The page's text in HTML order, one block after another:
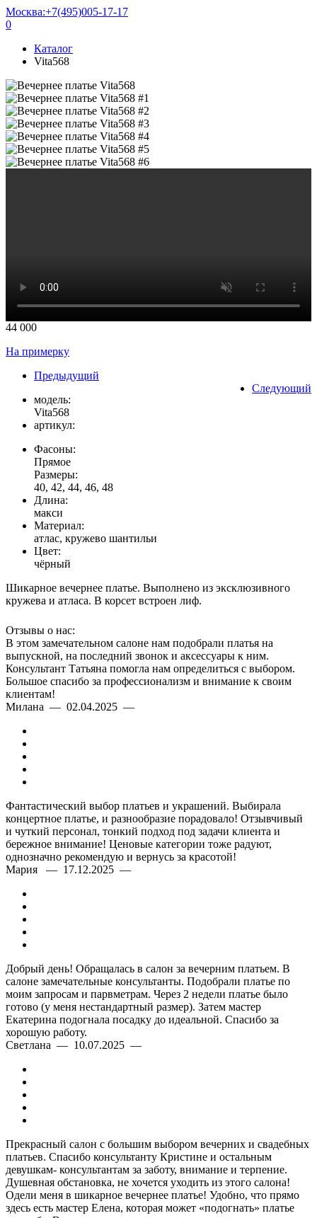
Москва:+7(495)005-17-17
0
Каталог
Vita568
44 000
На примерку
Предыдущий
Следующий
модель:
Vita568
артикул:
Фасоны:
Прямое
Размеры:
40, 42, 44, 46, 48
Длина:
макси
Материал:
атлас, кружево шантильи
Цвет:
чёрный
Шикарное вечернее платье. Выполнено из эксклюзивного
кружева и атласа. В корсет встроен лиф.
Отзывы о нас:
В этом замечательном салоне нам подобрали платья на
выпускной, на последний звонок и аксессуары к ним.
Консультант Татьяна помогла нам определиться с выбором.
Большое спасибо за профессионализм и внимание к своим
клиентам!
Милана — 02.04.2025 —
Фантастический выбор платьев и украшений. Выбирала
концертное платье, и разнообразие порадовало! Отзывчивый
и чуткий персонал, тонкий подход под задачи клиента и
бережное внимание! Ценовые категории тоже радуют,
однозначно рекомендую и вернусь за красотой!
Мария — 17.12.2025 —
Добрый день! Обращалась в салон за вечерним платьем. В
салоне замечательные консультанты. Подобрали платье по
моим запросам и парвметрам. Через 2 недели платье было
готово (у меня нестандартный размер). Затем мастер
Екатерина подогнала посадку до идеальной. Спасибо за
хорошую работу.
Светлана — 10.07.2025 —
Прекрасный салон с большим выбором вечерних и свадебных
платьев. Спасибо консультанту Кристине и остальным
девушкам- консультантам за заботу, внимание и терпение.
Душевная обстановка, не хочется уходить из этого салона!
Одели меня в шикарное вечернее платье! Удобно, что прямо
здесь есть мастер Елена, которая может «подогнать» платье